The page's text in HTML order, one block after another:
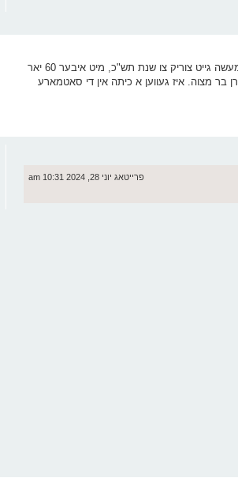
גענומען פון מאמר השקפה תצוה פ"ג Microsoft Word - מאמר השקפה - תצוה תשפג.pdf די מעשה גייט צוריק צו שנת תש"כ, מיט איבער 60 יאר
בר מצוה. איז געווען א כיתה אין די סאטמארע
פרייטאג יוני 28, 2024 10:31 am